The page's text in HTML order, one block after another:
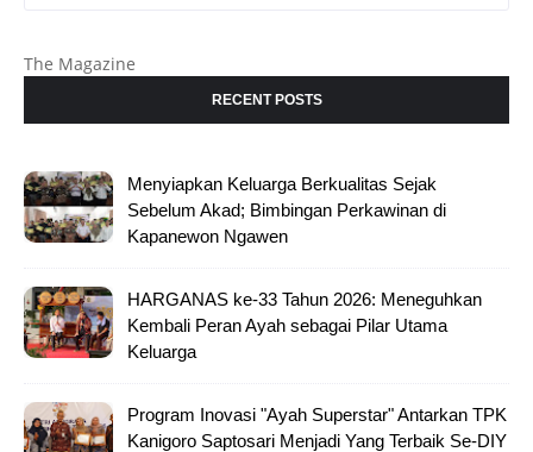
The Magazine
RECENT POSTS
Menyiapkan Keluarga Berkualitas Sejak
Sebelum Akad; Bimbingan Perkawinan di
Kapanewon Ngawen
HARGANAS ke-33 Tahun 2026: Meneguhkan
Kembali Peran Ayah sebagai Pilar Utama
Keluarga
Program Inovasi "Ayah Superstar" Antarkan TPK
Kanigoro Saptosari Menjadi Yang Terbaik Se-DIY